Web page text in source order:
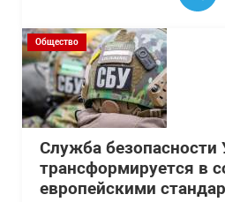
Общество
Служба безопасности
трансформируется в
европейскими